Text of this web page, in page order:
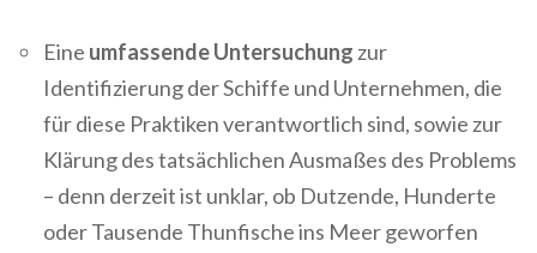
Eine umfassende Untersuchung zur
Identifizierung der Schiffe und Unternehmen, die
für diese Praktiken verantwortlich sind, sowie zur
Klärung des tatsächlichen Ausmaßes des Problems
– denn derzeit ist unklar, ob Dutzende, Hunderte
oder Tausende Thunfische ins Meer geworfen